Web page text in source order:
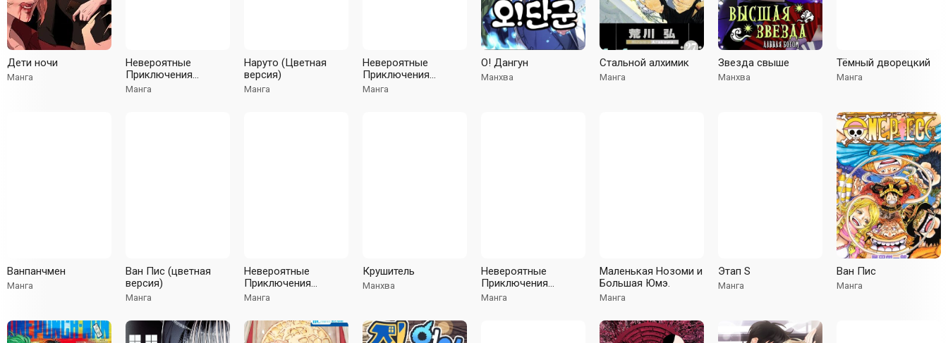
Дети ночи
Манга
Невероятные
Приключения
ДжоДжо Часть 8:
Манга
Наруто (Цветная
версия)
Манга
Невероятные
Приключения
ДжоДжо часть 3:
Манга
О! Дангун
Манхва
Стальной алхимик
Манга
Звезда свыше
Манхва
Тёмный дворецкий
Манга
Ванпанчмен
Манга
Ван Пис (цветная
версия)
Манга
Невероятные
Приключения
ДжоДжо — Часть 4:
алмаз (В цвете)
Манга
Крушитель
Манхва
Невероятные
Приключения
ДжоДжо Часть 2:
Манга
Маленькая Нозоми и
Большая Юмэ.
Манга
Этап S
Манга
Ван Пис
Манга